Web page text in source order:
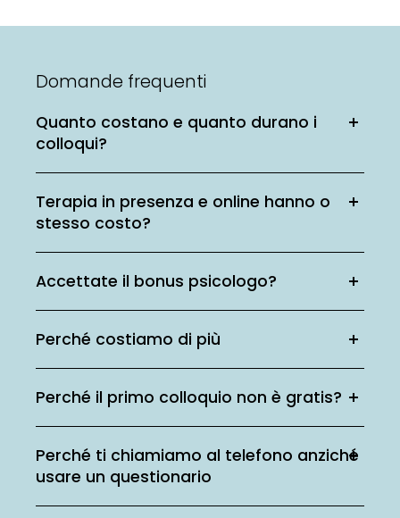
Domande frequenti
Quanto costano e quanto durano i
colloqui?
Terapia in presenza e online hanno o
stesso costo?
Accettate il bonus psicologo?
Perché costiamo di più
Perché il primo colloquio non è gratis?
Perché ti chiamiamo al telefono anziché
usare un questionario